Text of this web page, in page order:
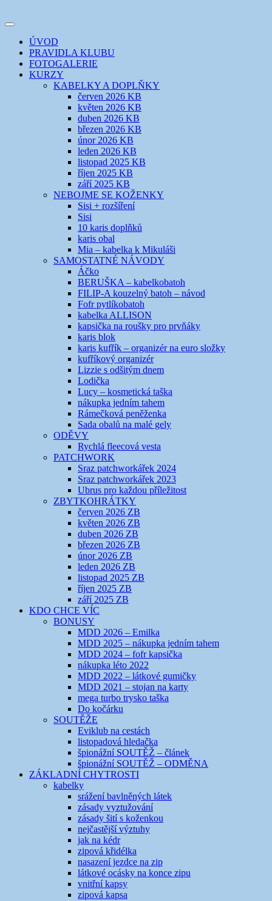
k
webuEVIKLUB
šicí klub
Toggle
navigation
ÚVOD
PRAVIDLA KLUBU
FOTOGALERIE
KURZY
KABELKY A DOPLŇKY
červen 2026 KB
květen 2026 KB
duben 2026 KB
březen 2026 KB
únor 2026 KB
leden 2026 KB
listopad 2025 KB
říjen 2025 KB
září 2025 KB
NEBOJME SE KOŽENKY
Sisi + rozšíření
Sisi
10 karis doplňků
karis obal
Mia – kabelka k Mikuláši
SAMOSTATNÉ NÁVODY
Áčko
BERUŠKA – kabelkobatoh
FILIP-A kouzelný batoh – návod
Fofr pytlíkobatoh
kabelka ALLISON
kapsička na roušky pro prvňáky
karis blok
karis kufřík – organizér na euro složky
kufříkový organizér
Lizzie s odšitým dnem
Lodička
Lucy – kosmetická taška
nákupka jedním tahem
Rámečková peněženka
Sada obalů na malé gely
ODĚVY
Rychlá fleecová vesta
PATCHWORK
Sraz patchworkářek 2024
Sraz patchworkářek 2023
Ubrus pro každou příležitost
ZBYTKOHRÁTKY
červen 2026 ZB
květen 2026 ZB
duben 2026 ZB
březen 2026 ZB
únor 2026 ZB
leden 2026 ZB
listopad 2025 ZB
říjen 2025 ZB
září 2025 ZB
KDO CHCE VÍC
BONUSY
MDD 2026 – Emilka
MDD 2025 – nákupka jedním tahem
MDD 2024 – fofr kapsička
nákupka léto 2022
MDD 2022 – látkové gumičky
MDD 2021 – stojan na karty
mega turbo trysko taška
Do kočárku
SOUTĚŽE
Eviklub na cestách
listopadová hledačka
špionážní SOUTĚŽ – článek
špionážní SOUTĚŽ – ODMĚNA
ZÁKLADNÍ CHYTROSTI
kabelky
srážení bavlněných látek
zásady vyztužování
zásady šití s koženkou
nejčastější výztuhy
jak na kédr
zipová křidélka
nasazení jezdce na zip
látkové ocásky na konce zipu
vnitřní kapsy
zipová kapsa